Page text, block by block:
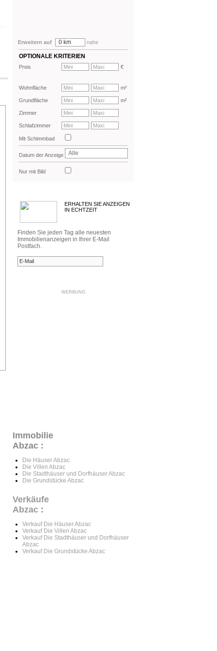
Erweitern auf 0 km nahe
OPTIONALE KRITERIEN
Preis €
Wohnfläche m²
Grundfläche m²
Zimmer
Schlafzimmer
Mit Schimmbad
Datum der Anzeige Alle
Nur mit Bild
ERHALTEN SIE ANZEIGEN
IN ECHTZEIT
Finden Sie jeden Tag alle neuesten
Immobilienanzeigen in Ihrer E-Mail
Postfach.
WERBUNG
Immobilie
Abzac :
Die Häuser Abzac
Die Villen Abzac
Die Stadthäuser und Dorfhäuser Abzac
Die Grundstücke Abzac
Verkäufe
Abzac :
Verkauf Die Häuser Abzac
Verkauf Die Villen Abzac
Verkauf Die Stadthäuser und Dorfhäuser
Abzac
Verkauf Die Grundstücke Abzac